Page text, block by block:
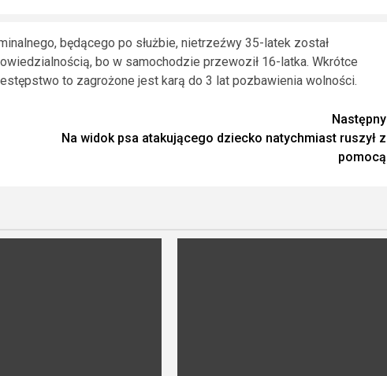
będącego po służbie, nietrzeźwy 35-latek został
bo w samochodzie przewoził 16-latka. Wkrótce
to zagrożone jest karą do 3 lat pozbawienia wolności.
Następny
Na widok psa atakującego dziecko natychmiast ruszył z
pomocą